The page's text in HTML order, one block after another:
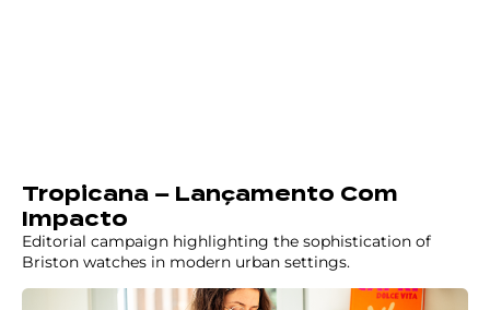
Tropicana – Lançamento Com
Impacto
Editorial campaign highlighting the sophistication of
Briston watches in modern urban settings.